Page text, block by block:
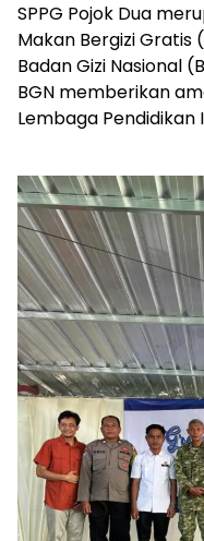
SPPG Pojok Dua
Makan Bergizi Gratis
Badan Gizi Nasional
BGN memberikan
Lembaga Pendidikan